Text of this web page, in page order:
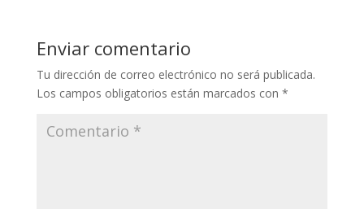
Enviar comentario
Tu dirección de correo electrónico no será publicada.
Los campos obligatorios están marcados con *